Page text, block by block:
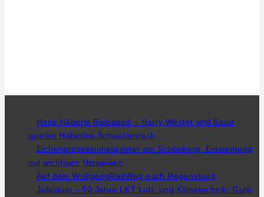
Hank Häberle Reloaded – Harry Wester und Band
spielen Häberles Schwabenrock
Eichenprozessionsspinner am Schönberg: Entwarnung
mit wichtigen Hinweisen
Auf dem WolfgangRadWeg nach Regensburg
Jubiläum – 50 Jahre LKT Luft- und Klimatechnik- Gute